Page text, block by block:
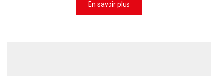
En savoir plus